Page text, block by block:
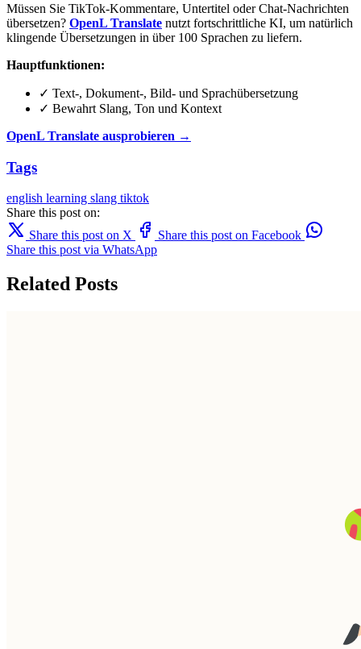
Müssen Sie TikTok-Kommentare, Untertitel oder Chat-Nachrichten
übersetzen? OpenL Translate nutzt fortschrittliche KI, um natürlich
klingende Übersetzungen in über 100 Sprachen zu liefern.
Hauptfunktionen:
✓ Text-, Dokument-, Bild- und Sprachübersetzung
✓ Bewahrt Slang, Ton und Kontext
OpenL Translate ausprobieren →
Tags
english learning slang tiktok
Share this post on:
Share this post on X
Share this post on Facebook
Share this post via WhatsApp
Related Posts